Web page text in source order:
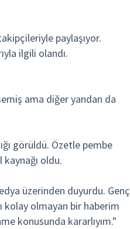
paylaşıyor.
ilgili olandı.
ama diğer yandan da
görüldü. Özetle pembe
oldu.
üzerinden duyurdu. Genç
kolay olmayan bir haberim
konusunda kararlıyım."